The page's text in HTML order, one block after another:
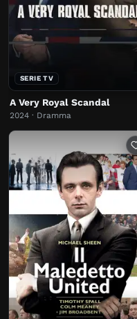
SERIE TV
A Very Royal Scandal
2024 · Dramma